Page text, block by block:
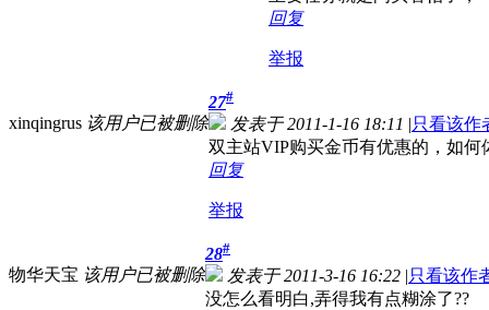
回复
举报
xinqingrus 该用户已被删除
27#
发表于 2011-1-16 18:11 |只看该作
双主站VIP购买金币有优惠的，如何
回复
举报
物华天宝 该用户已被删除
28#
发表于 2011-3-16 16:22 |只看该作
没怎么看明白,弄得我有点糊涂了??